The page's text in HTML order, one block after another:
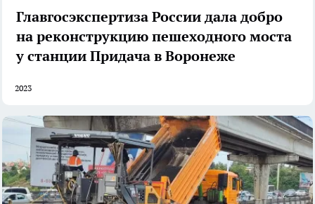
Главгосэкспертиза России дала добро
на реконструкцию пешеходного моста
у станции Придача в Воронеже
2023